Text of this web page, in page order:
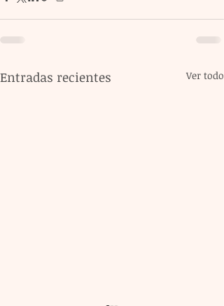
Entradas recientes Ver todo